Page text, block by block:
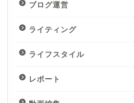
ブログ運営
ライティング
ライフスタイル
レポート